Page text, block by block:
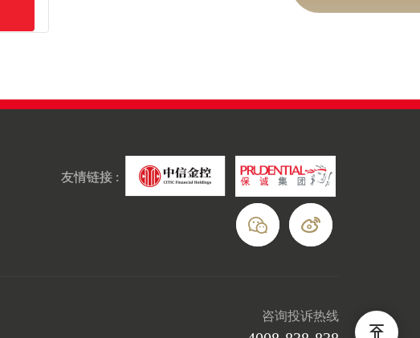
友情链接 :
咨询投诉热线